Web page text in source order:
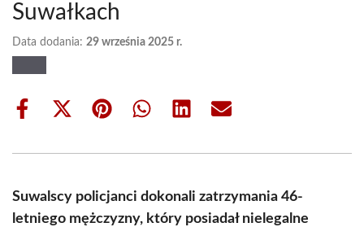
Suwałkach
Data dodania: 29 września 2025 r.
Share
Share
(Twitter)
Share Share Share Share
Suwalscy policjanci dokonali zatrzymania 46-
letniego mężczyzny, który posiadał nielegalne